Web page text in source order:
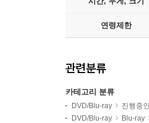
연령제한
관련분류
카테고리 분류
DVD/Blu-ray 진행중
DVD/Blu-ray
Blu-ray